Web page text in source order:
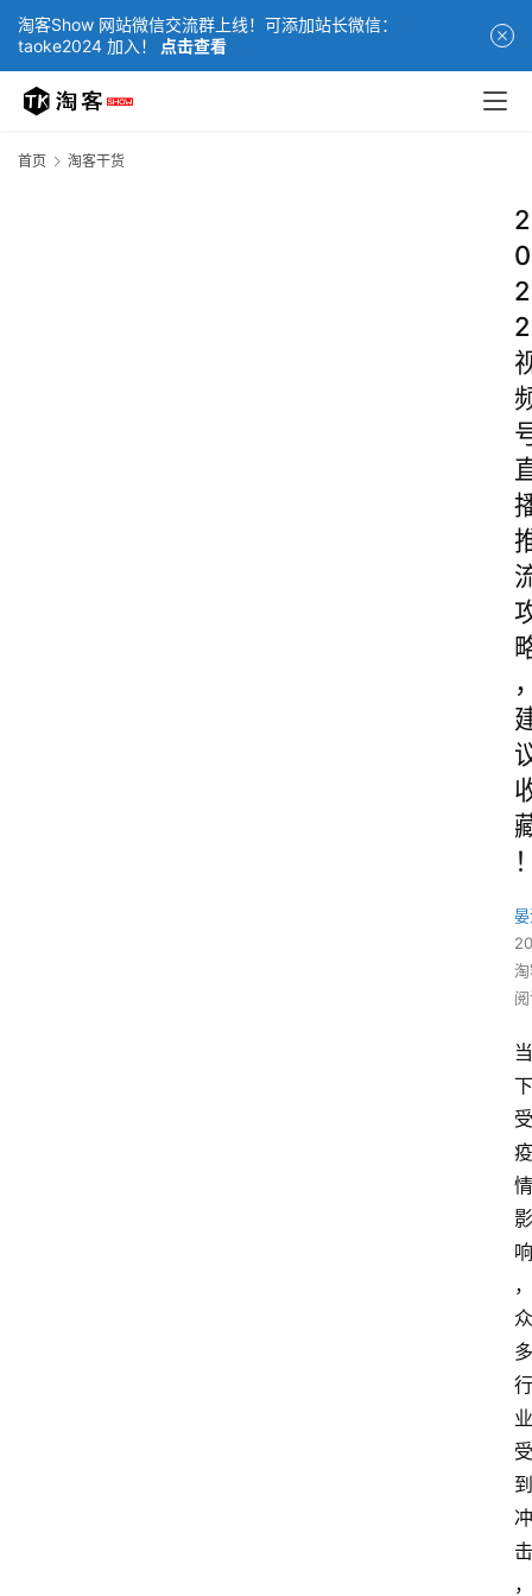
淘客Show 网站微信交流群上线！可添加站长微信：
taoke2024 加入！
点击查看
首页 淘客干货
2
0
2
2
当
下
受
疫
情
影
响
，
众
多
行
业
受
到
冲
击
，